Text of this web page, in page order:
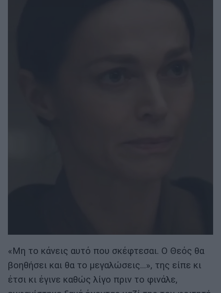
«Μη το κάνεις αυτό που σκέφτεσαι. Ο Θεός θα
βοηθήσει και θα το μεγαλώσεις...», της είπε κι
έτσι κι έγινε καθώς λίγο πριν το φινάλε,